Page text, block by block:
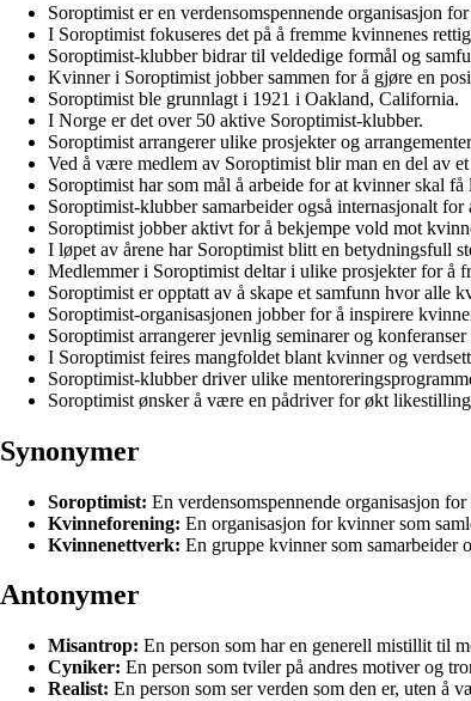
Soroptimist er en verdensomspennende organisasjon
I Soroptimist fokuseres det på å fremme kvinnenes
Soroptimist-klubber bidrar til veldedige formål og
Kvinner i Soroptimist jobber sammen for å gjøre en
Soroptimist ble grunnlagt i 1921 i Oakland, California.
I Norge er det over 50 aktive Soroptimist-klubber.
Soroptimist arrangerer ulike prosjekter og
Ved å være medlem av Soroptimist blir man en del av
Soroptimist har som mål å arbeide for at kvinner skal
Soroptimist-klubber samarbeider også internasjonalt
Soroptimist jobber aktivt for å bekjempe vold mot
I løpet av årene har Soroptimist blitt en betydningsfull
Medlemmer i Soroptimist deltar i ulike prosjekter for å
Soroptimist er opptatt av å skape et samfunn hvor alle
Soroptimist-organisasjonen jobber for å inspirere
Soroptimist arrangerer jevnlig seminarer og
I Soroptimist feires mangfoldet blant kvinner og
Soroptimist-klubber driver ulike
Soroptimist ønsker å være en pådriver for økt
Synonymer
Soroptimist: En verdensomspennende organisasjon
Kvinneforening: En organisasjon for kvinner som
Kvinnenettverk: En gruppe kvinner som samarbeider
Antonymer
Misantrop: En person som har en generell mistillit til
Cyniker: En person som tviler på andres motiver og
Realist: En person som ser verden som den er, uten å